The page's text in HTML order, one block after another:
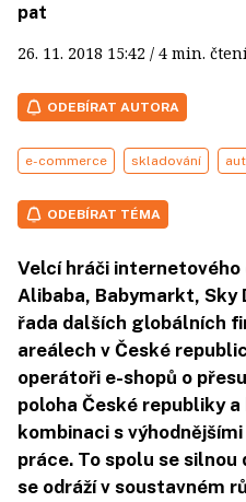
pat
26. 11. 2018 15:42 / 4 min.
ODEBÍRAT AUTORA
e-commerce skladování
ODEBÍRAT TÉMA
Velcí hráči internetového
Alibaba, Babymarkt, Sky
řada dalších globálních
areálech v České
operátoři e-shopů o
poloha České republiky
kombinaci s
práce. To spolu se
se odráží v soustavném